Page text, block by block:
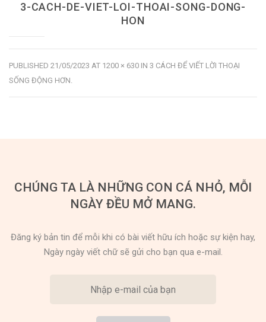
3-CACH-DE-VIET-LOI-THOAI-SONG-DONG-
HON
PUBLISHED 21/05/2023 AT 1200 × 630 IN 3 CÁCH ĐỂ VIẾT LỜI THOẠI
SỐNG ĐỘNG HƠN.
CHÚNG TA LÀ NHỮNG CON CÁ NHỎ, MỖI
NGÀY ĐỀU MỞ MANG.
Đăng ký bản tin để mỗi khi có bài viết hữu ích hoặc sự kiện hay,
Ngày ngày viết chữ sẽ gửi cho bạn qua e-mail.